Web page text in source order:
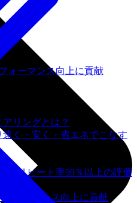
リングとは？
く・安く・省エネでこなす
しリピート率99％以上の評価
ォーマンス向上に貢献
ォーマンス向上に貢献